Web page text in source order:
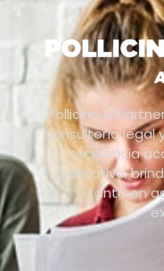
Pollicino &
consultoría legal
excelencia
operativa,
tanto en